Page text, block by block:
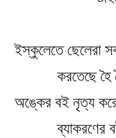
ইস্কুলেতে ছেলেরা
করতেছে হৈ
অঙ্কের বই নৃত্য
ব্যাকরণের